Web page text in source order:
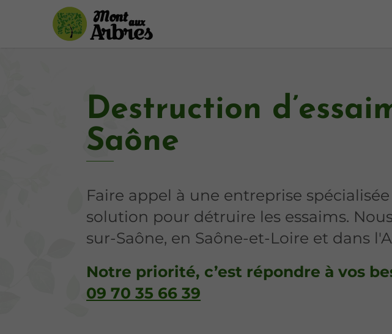
Destruction
Saône
Faire appel à une entreprise
solution pour détruire les essaims.
sur-Saône, en Saône-et-Loire et dans
Notre priorité, c’est répondre à vos
09 70 35 66 39